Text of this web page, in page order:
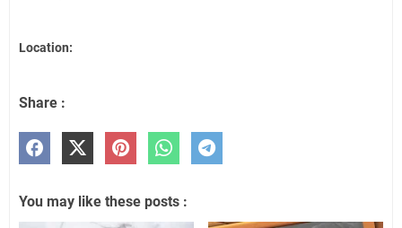
Location:
Share :
You may like these posts :